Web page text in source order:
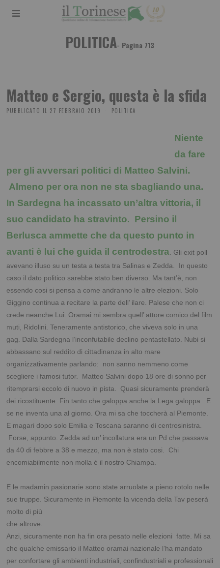
POLITICA- Pagina 713
Matteo e Sergio, questa è la sfida
PUBBLICATO IL 27 FEBBRAIO 2019 POLITICA
Niente
da fare
per gli avversari politici di Matteo Salvini.
Almeno per ora non ne sta sbagliando una.
In Sardegna ha incassato un’altra vittoria, il
suo candidato ha stravinto. Persino il
Berlusca ammette che da questo punto in
avanti è lui che guida il centrodestra . Gli exit poll
avevano illuso su un testa a testa tra Salinas e Zedda. In questo
caso il dato politico sarebbe stato ben diverso. Ma tant’è, non
essendo cosi si pensa a come andranno le altre elezioni. Solo
Giggino continua a recitare la parte dell’ ilare. Palese che non ci
crede neanche Lui. Oramai mi sembra quell’ attore comico del film
muti, Ridolini. Teneramente antistorico, che viveva solo in una
gag. Dalla Sardegna l’inconfutabile declino pentastellato. Nubi si
abbassano sul reddito di cittadinanza in alto mare
organizzativamente parlando: non sanno nemmeno come
scegliere i famosi tutor. Matteo Salvini dopo 18 ore di sonno per
ritemprarsi eccolo di nuovo in pista. Quasi sicuramente prenderà
dei ricostituente. Fin tanto che galoppa anche la Lega galoppa. E
se ne inventa una al giorno. Ora mi sa che toccherà al Piemonte.
E magari dopo solo Emilia e Toscana saranno di centrosinistra.
Forse, appunto. Zedda ad un’ incollatura era un Pd che passava
da 40 di febbre a 38 e mezzo, ma non è stato cosi. Chi
encomiabilmente non molla è il nostro Chiampa.
E le madamin pasionarie sono state arruolate a pieno rotolo nelle
sue truppe. Sicuramente in Piemonte la vicenda della Tav peserà
molto di più
che altrove.
Anzi, sicuramente non ha fin ora pesato nelle elezioni fatte. Mi sa
che qualche emissario il Matteo oramai nazionale l’ha mandato
per confortare gli ambienti industriali, confindustriali e professionali